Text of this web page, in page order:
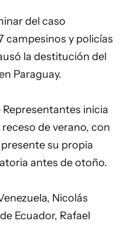
del caso
campesinos y policías
la destitución del
Paraguay.
inicia
de verano, con
su propia
antes de otoño.
Nicolás
Ecuador, Rafael